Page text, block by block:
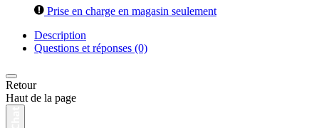
Prise en charge en magasin seulement
Description
Questions et réponses (0)
Retour
Haut de la page